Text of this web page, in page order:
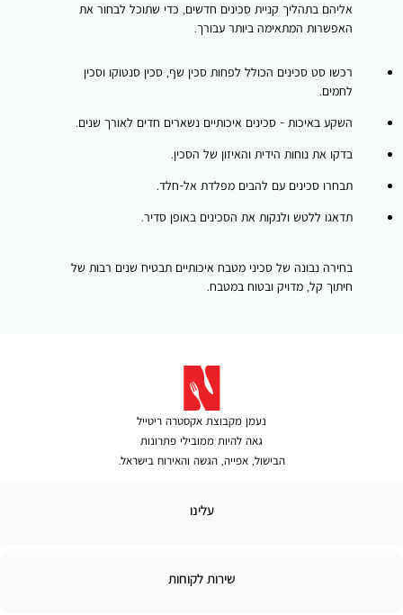
אליהם בתהליך קניית סכינים חדשים, כדי שתוכל לבחור את
האפשרות המתאימה ביותר עבורך.
רכשו סט סכינים הכולל לפחות סכין שף, סכין סנטוקו וסכין
לחמים.
השקע באיכות - סכינים איכותיים נשארים חדים לאורך שנים.
בדקו את נוחות הידית והאיזון של הסכין.
תבחרו סכינים עם להבים מפלדת אל-חלד.
תדאגו ללטש ולנקות את הסכינים באופן סדיר.
בחירה נבונה של סכיני מטבח איכותיים תבטיח שנים רבות של
חיתוך קל, מדויק ובטוח במטבח.
נעמן מקבוצת אקסטרה ריטייל
גאה להיות ממובילי פתרונות
הבישול, אפייה, הגשה והאירוח בישראל.
עלינו
שירות לקוחות